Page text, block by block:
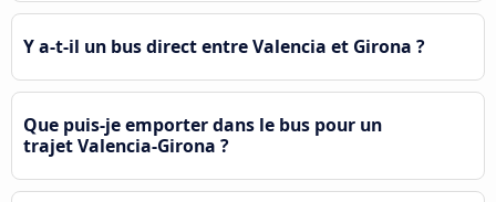
Y a-t-il un bus direct entre Valencia et Girona ?
Que puis-je emporter dans le bus pour un
trajet Valencia-Girona ?